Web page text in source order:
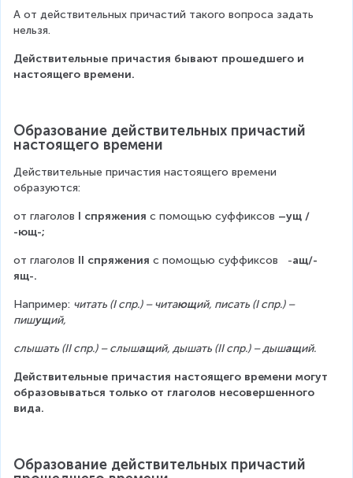
А от действительных причастий такого вопроса задать
нельзя.
Действительные причастия бывают прошедшего и
настоящего времени.
Образование действительных причастий
настоящего времени
Действительные причастия настоящего времени
образуются:
от глаголов І спряжения с помощью суффиксов –ущ /
-ющ-;
от глаголов ІІ спряжения с помощью суффиксов   -ащ/-
ящ-.
Например: читать (І спр.) – читающий, писать (І спр.) –
пишущий,
слышать (ІІ спр.) – слышащий, дышать (ІІ спр.) – дышащий.
Действительные причастия настоящего времени могут
образовываться только от глаголов несовершенного
вида.
Образование действительных причастий